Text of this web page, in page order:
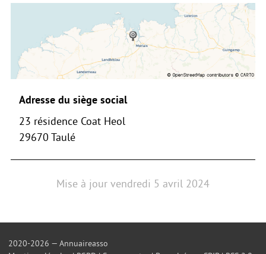
Adresse du siège social
23 résidence Coat Heol
29670 Taulé
Mise à jour vendredi 5 avril 2024
2020-2026 — Annuaireasso